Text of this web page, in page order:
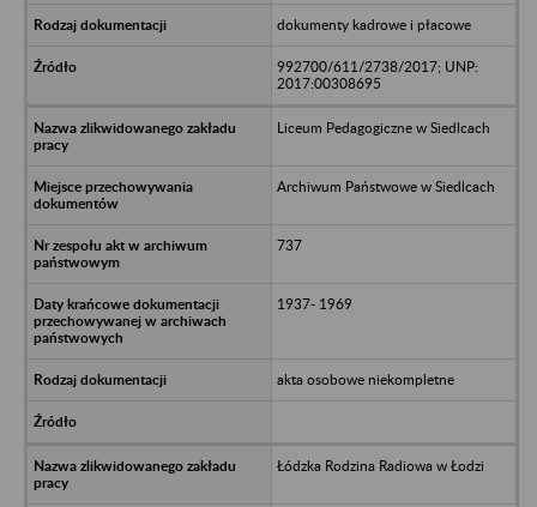
dokumenty kadrowe i płacowe
992700/611/2738/2017; UNP:
2017:00308695
Liceum Pedagogiczne w Siedlcach
Archiwum Państwowe w Siedlcach
737
1937- 1969
akta osobowe niekompletne
Łódzka Rodzina Radiowa w Łodzi